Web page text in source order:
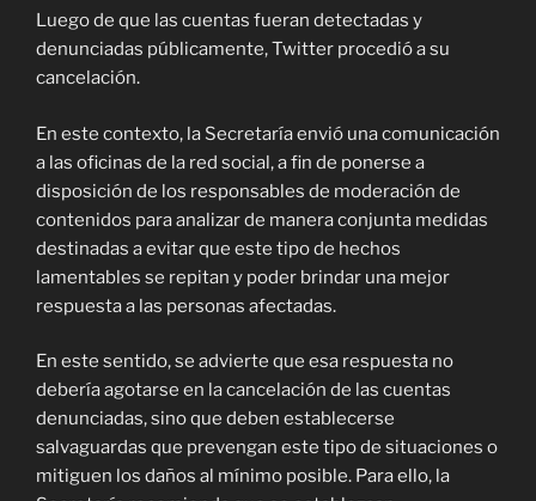
Luego de que las cuentas fueran detectadas y
denunciadas públicamente, Twitter procedió a su
cancelación.
En este contexto, la Secretaría envió una comunicación
a las oficinas de la red social, a fin de ponerse a
disposición de los responsables de moderación de
contenidos para analizar de manera conjunta medidas
destinadas a evitar que este tipo de hechos
lamentables se repitan y poder brindar una mejor
respuesta a las personas afectadas.
En este sentido, se advierte que esa respuesta no
debería agotarse en la cancelación de las cuentas
denunciadas, sino que deben establecerse
salvaguardas que prevengan este tipo de situaciones o
mitiguen los daños al mínimo posible. Para ello, la